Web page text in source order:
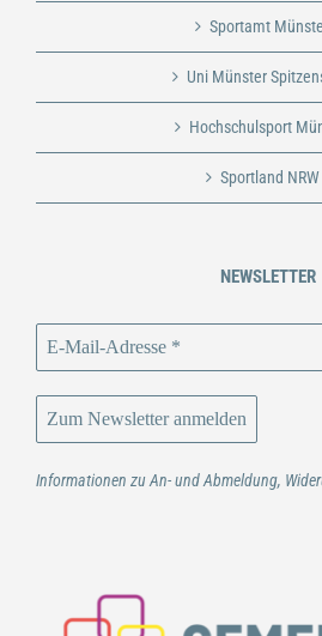
Sportamt
Uni Münster
Hochschulsport
Sportland NRW
NEWSLETTER
Informationen zu An- und Abmeldung,